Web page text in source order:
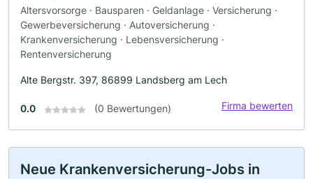
Altersvorsorge · Bausparen · Geldanlage · Versicherung ·
Gewerbeversicherung · Autoversicherung ·
Krankenversicherung · Lebensversicherung ·
Rentenversicherung
Alte Bergstr. 397, 86899 Landsberg am Lech
0.0 (0 Bewertungen) Firma bewerten
Neue Krankenversicherung-Jobs in